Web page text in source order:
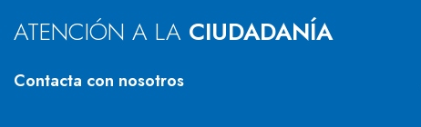
ATENCIÓN A LA CIUDADANÍA
Contacta con nosotros